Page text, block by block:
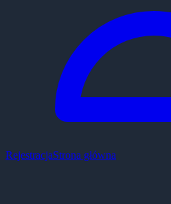
RejestracjaStrona główna